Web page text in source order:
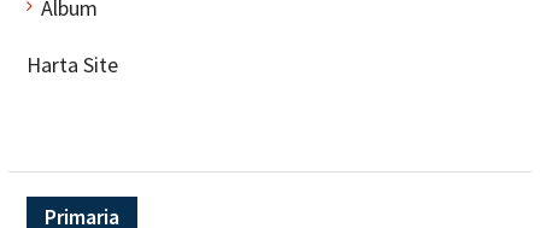
Album
Harta Site
Primaria